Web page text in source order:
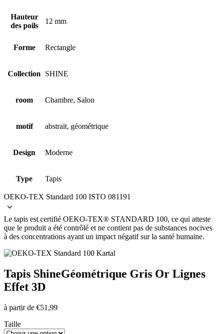
Hauteur
des poils
12 mm
Forme Rectangle
Collection SHINE
room Chambre, Salon
motif abstrait, géométrique
Design Moderne
Type Tapis
OEKO-TEX Standard 100 ISTO 081191
Le tapis est certifié OEKO-TEX® STANDARD 100, ce qui atteste
que le produit a été contrôlé et ne contient pas de substances nocives
à des concentrations ayant un impact négatif sur la santé humaine.
Tapis ShineGéométrique Gris Or Lignes
Effet 3D
à partir de €51,99
Taille